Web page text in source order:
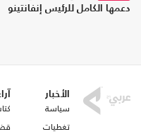
دعمها الكامل للرئيس إنفانتينو
الأخبار
سياسة
تغطيات